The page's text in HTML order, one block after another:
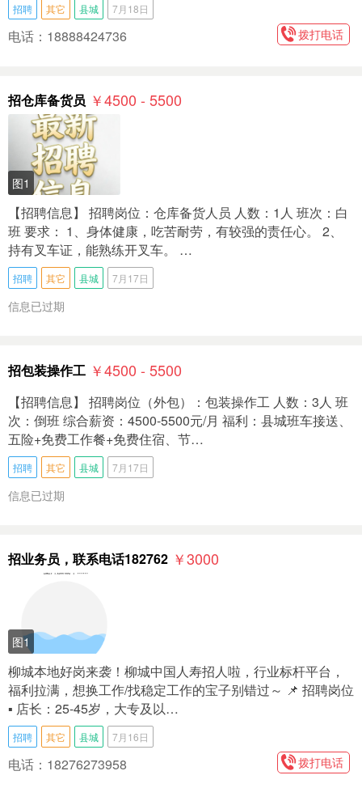
招聘 其它 县城 7月18日
电话：18888424736 拨打电话
招仓库备货员 ￥4500 - 5500
图1
【招聘信息】 招聘岗位：仓库备货人员 人数：1人 班次：白
班 要求： 1、身体健康，吃苦耐劳，有较强的责任心。 2、
持有叉车证，能熟练开叉车。 …
招聘 其它 县城 7月17日
信息已过期
招包装操作工 ￥4500 - 5500
【招聘信息】 招聘岗位（外包）：包装操作工 人数：3人 班
次：倒班 综合薪资：4500-5500元/月 福利：县城班车接送、
五险+免费工作餐+免费住宿、节…
招聘 其它 县城 7月17日
信息已过期
招业务员，联系电话182762 ￥3000
图1
柳城本地好岗来袭！柳城中国人寿招人啦，行业标杆平台，
福利拉满，想换工作/找稳定工作的宝子别错过～ 📌 招聘岗位
▪️ 店长：25-45岁，大专及以…
招聘 其它 县城 7月16日
电话：18276273958 拨打电话